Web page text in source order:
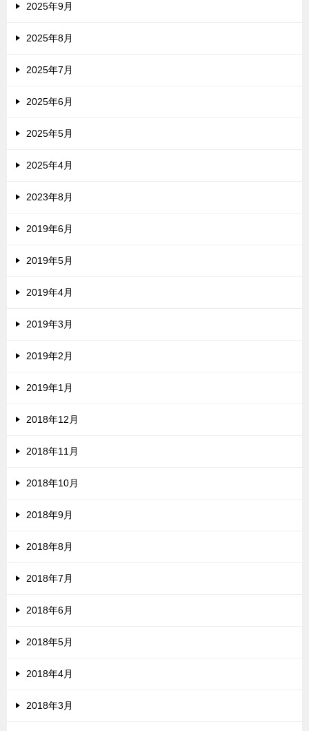
2025年9月
2025年8月
2025年7月
2025年6月
2025年5月
2025年4月
2023年8月
2019年6月
2019年5月
2019年4月
2019年3月
2019年2月
2019年1月
2018年12月
2018年11月
2018年10月
2018年9月
2018年8月
2018年7月
2018年6月
2018年5月
2018年4月
2018年3月